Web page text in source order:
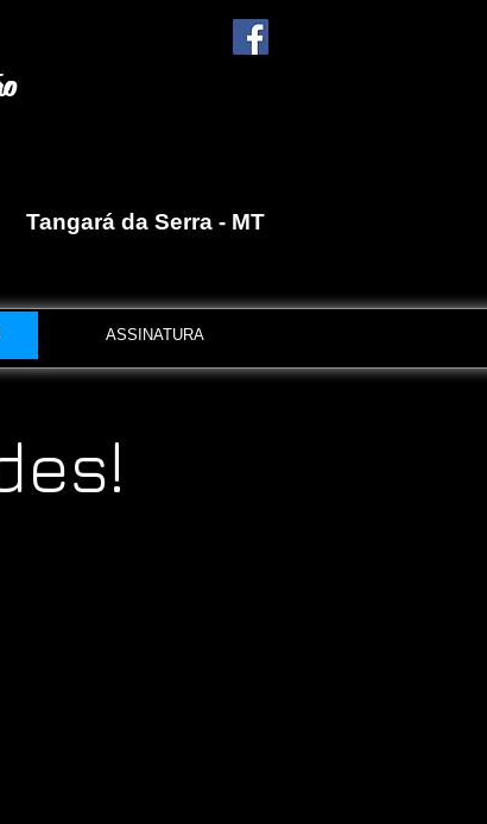
da Serra - MT
ASSINATURA